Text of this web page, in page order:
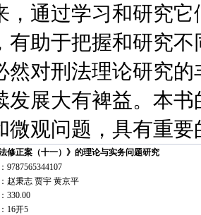
，通过学习和研究
有助于把握和研究
然对刑法理论研究
发展大有裨益。本
微观问题，具有重
法修正案（十一）》的理论与实务问题研究
9787565344107
赵秉志 贾宇 黄京平
330.00
16开5